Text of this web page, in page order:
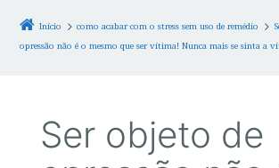
Início como acabar com o stress sem uso de remédio
opressão não é o mesmo que ser vítima! Nunca mais se sinta a
Ser objeto de